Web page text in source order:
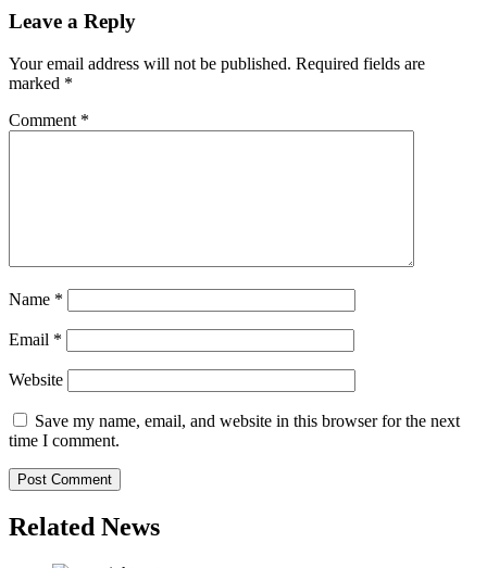
Leave a Reply
Your email address will not be published. Required fields are
marked *
Comment *
Name *
Email *
Website
Save my name, email, and website in this browser for the next
time I comment.
Related News